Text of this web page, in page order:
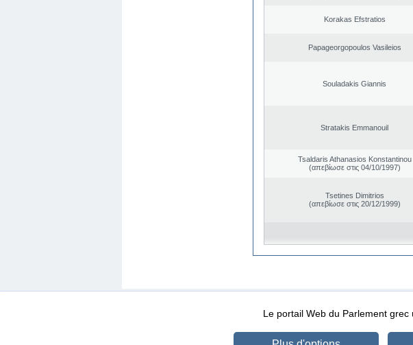
Korakas Efstratios
Papageorgopoulos Vasileios
Souladakis Giannis
Stratakis Emmanouil
Tsaldaris Athanasios Konstantinou
(απεβίωσε στις 04/10/1997)
Tsetines Dimitrios
(απεβίωσε στις 20/12/1999)
Conditions d’utilisation Data Protection Security & Access
Le portail Web du Parlement